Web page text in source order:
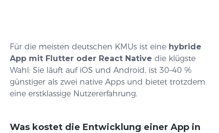
Für die meisten deutschen KMUs ist eine hybride
App mit Flutter oder React Native die klügste
Wahl: Sie läuft auf iOS und Android, ist 30–40 %
günstiger als zwei native Apps und bietet trotzdem
eine erstklassige Nutzererfahrung.
Was kostet die Entwicklung einer App in